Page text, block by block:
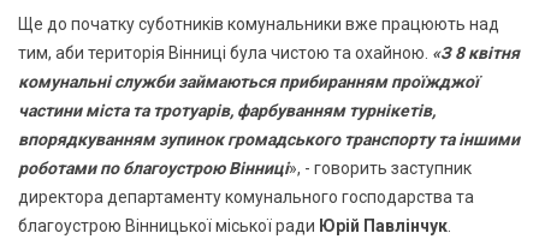
Ще до початку суботників комунальники вже працюють над
тим, аби територія Вінниці була чистою та охайною. «З 8 квітня
комунальні служби займаються прибиранням проїжджої
частини міста та тротуарів, фарбуванням турнікетів,
впорядкуванням зупинок громадського транспорту та іншими
роботами по благоустрою Вінниці», - говорить заступник
директора департаменту комунального господарства та
благоустрою Вінницької міської ради Юрій Павлінчук